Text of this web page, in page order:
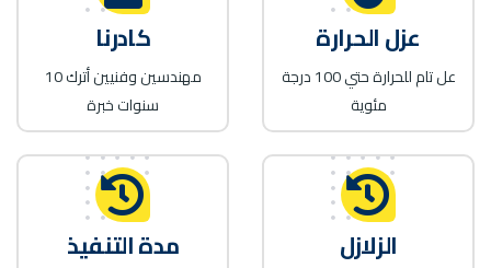
كادرنا
مهندسين وفنيين أترك 10
سنوات خبرة
عزل الحرارة
عل تام للحرارة حتي 100 درجة
مئوية
مدة التنفيذ الزلازل